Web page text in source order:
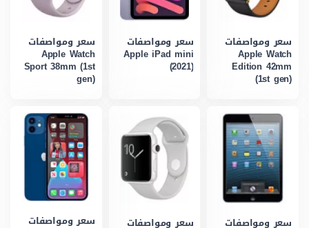
سعر ومواصفات
Apple Watch
Edition 42mm
(1st gen)
سعر ومواصفات
Apple iPad mini
(2021)
سعر ومواصفات
Apple Watch
Sport 38mm (1st
gen)
سعر ومواصفات سعر ومواصفات سعر ومواصفات